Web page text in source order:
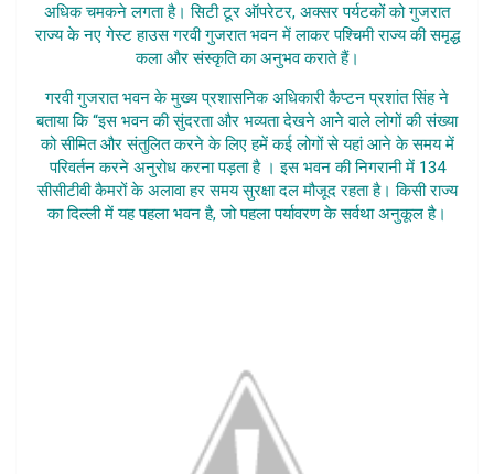
अधिक चमकने लगता है। सिटी टूर ऑपरेटर, अक्सर पर्यटकों को गुजरात
राज्य के नए गेस्ट हाउस गरवी गुजरात भवन में लाकर पश्चिमी राज्य की समृद्ध
कला और संस्कृति का अनुभव कराते हैं।
गरवी गुजरात भवन के मुख्य प्रशासनिक अधिकारी कैप्टन प्रशांत सिंह ने
बताया कि “इस भवन की सुंदरता और भव्यता देखने आने वाले लोगों की संख्‍या
को सीमित और संतुलित करने के लिए हमें कई लोगों से यहां आने के समय में
परिवर्तन करने अनुरोध करना पड़ता है । इस भवन की निगरानी में 134
सीसीटीवी कैमरों के अलावा हर समय सुरक्षा दल मौजूद रहता है। किसी राज्य
का दिल्ली में यह पहला भवन है, जो पहला पर्यावरण के सर्वथा अनुकूल है।